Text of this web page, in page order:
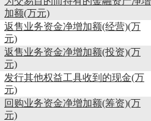
加额(万元)
返售业务资金净增加额(经营)(万
元)
返售业务资金净增加额(投资)(万
元)
发行其他权益工具收到的现金(万
元)
回购业务资金净增加额(筹资)(万
元)